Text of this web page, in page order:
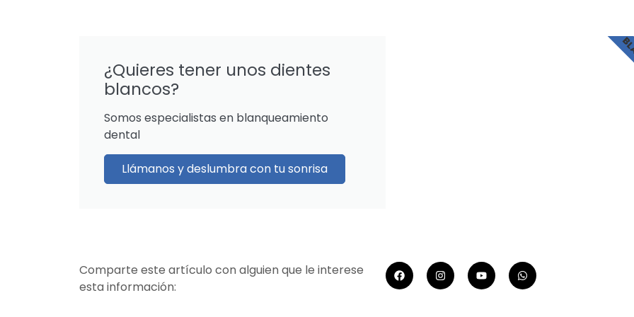
¿Quieres tener unos dientes
blancos?
Somos especialistas en blanqueamiento
dental
Llámanos y deslumbra con tu sonrisa
Comparte este artículo con alguien que le interese
esta información: